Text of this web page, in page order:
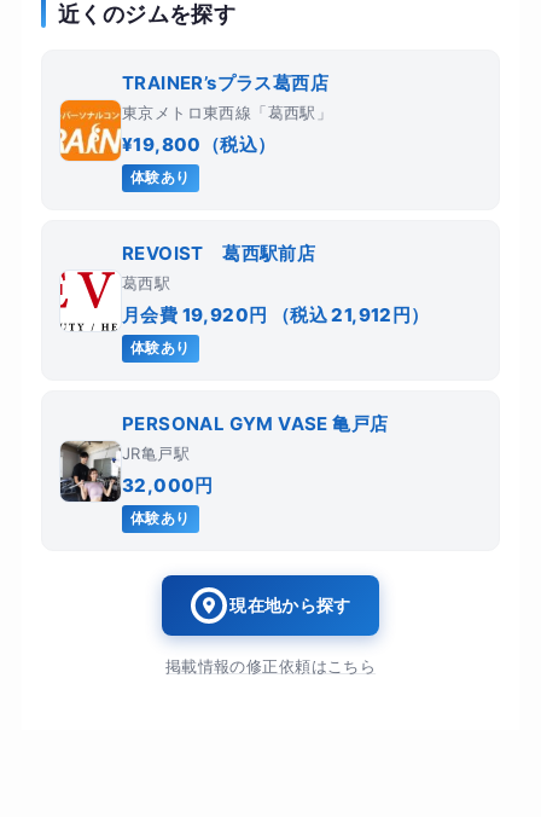
近くのジムを探す
TRAINER’sプラス葛西店
東京メトロ東西線「葛西駅」
¥19,800（税込）
体験あり
REVOIST 葛西駅前店
葛西駅
月会費 19,920円 （税込 21,912円）
体験あり
PERSONAL GYM VASE 亀戸店
JR亀戸駅
32,000円
体験あり
現在地から探す
掲載情報の修正依頼はこちら